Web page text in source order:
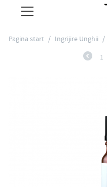
Pagina start / Ingrijire Unghii /
1